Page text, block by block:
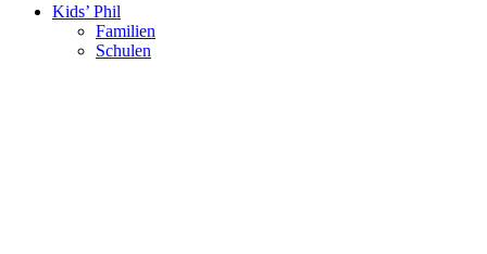
Kids’ Phil
Familien
Schulen